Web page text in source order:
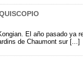
El año pasado ya
de Chaumont sur[...]